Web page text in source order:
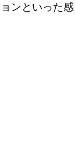
ンといった感